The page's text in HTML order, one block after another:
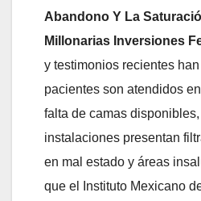
Abandono Y La
Millonarias Inversiones
y testimonios recientes
pacientes son atendidos
falta de camas
instalaciones presentan
en mal estado y áreas
que el Instituto Mexicano